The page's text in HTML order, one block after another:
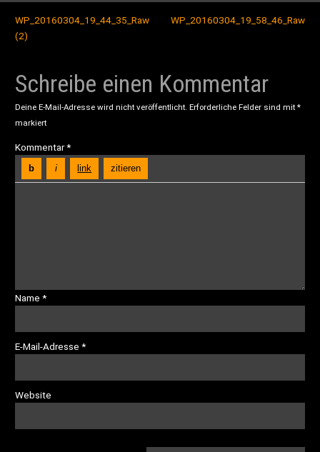
WP_20160304_19_44_35_Raw
(2)
WP_20160304_19_58_46_Raw
Schreibe einen Kommentar
Deine E-Mail-Adresse wird nicht veröffentlicht. Erforderliche Felder sind mit*
markiert
Kommentar*
Name*
E-Mail-Adresse*
Website